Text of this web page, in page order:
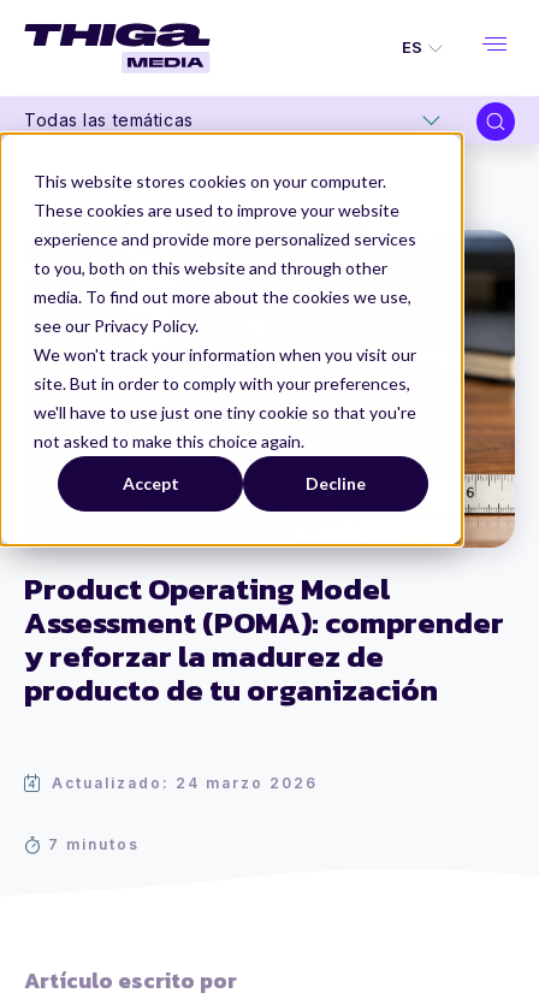
This website stores cookies on your computer.
These cookies are used to improve your website
experience and provide more personalized services
to you, both on this website and through other
media. To find out more about the cookies we use,
see our Privacy Policy.
We won't track your information when you visit our
site. But in order to comply with your preferences,
we'll have to use just one tiny cookie so that you're
not asked to make this choice again.
Accept Decline
ES
Todas las temáticas
Product Operating Model
Assessment (POMA): comprender
y reforzar la madurez de
producto de tu organización
Actualizado: 24 marzo 2026
7 minutos
Thiga Media
Organizaciones de Producto
Artículo escrito por